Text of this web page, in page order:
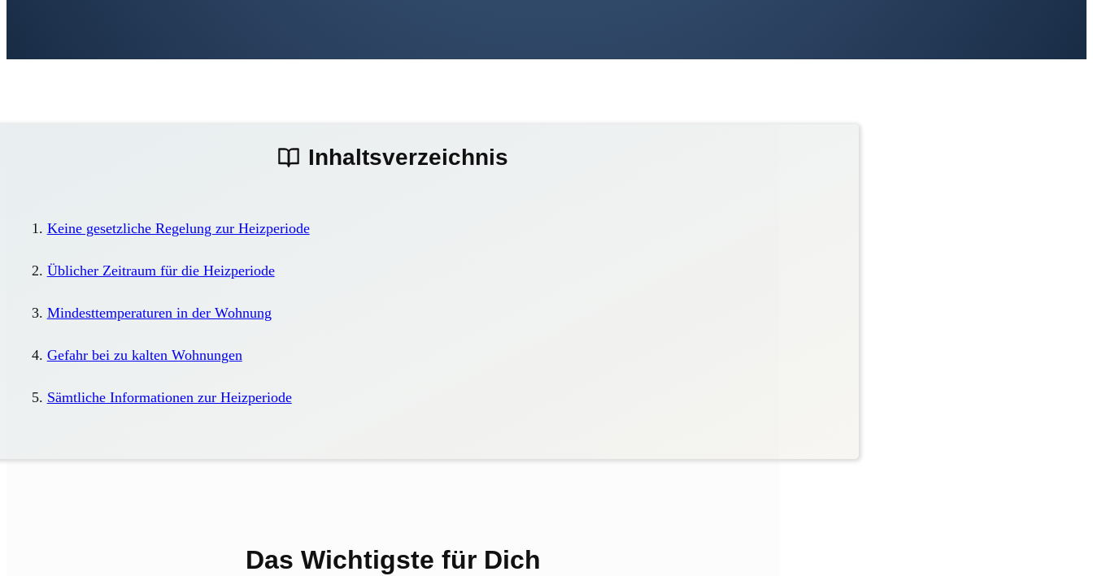
Inhaltsverzeichnis
Keine gesetzliche Regelung zur Heizperiode
Üblicher Zeitraum für die Heizperiode
Mindesttemperaturen in der Wohnung
Gefahr bei zu kalten Wohnungen
Sämtliche Informationen zur Heizperiode
Das Wichtigste für Dich